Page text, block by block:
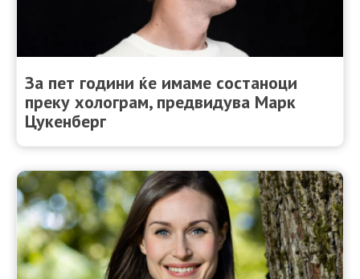
За пет години ќе имаме состаноци
преку холограм, предвидува Марк
Цукенберг